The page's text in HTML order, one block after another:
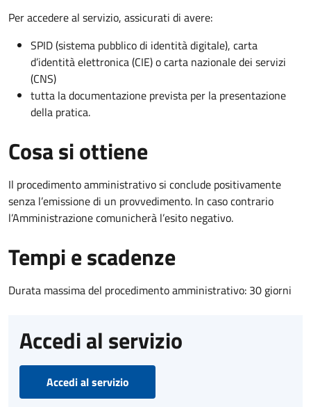
Per accedere al servizio, assicurati di avere:
SPID (sistema pubblico di identità digitale), carta
d’identità elettronica (CIE) o carta nazionale dei servizi
(CNS)
tutta la documentazione prevista per la presentazione
della pratica.
Cosa si ottiene
Il procedimento amministrativo si conclude positivamente
senza l’emissione di un provvedimento. In caso contrario
l’Amministrazione comunicherà l’esito negativo.
Tempi e scadenze
Durata massima del procedimento amministrativo: 30 giorni
Accedi al servizio
Accedi al servizio